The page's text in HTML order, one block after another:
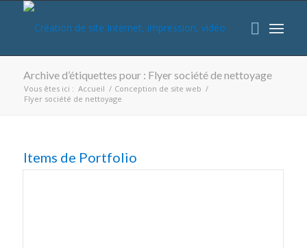
Archive d’étiquettes pour : Flyer société de nettoyage
Vous êtes ici : Accueil / Conception de site web /
Flyer société de nettoyage
Items de Portfolio